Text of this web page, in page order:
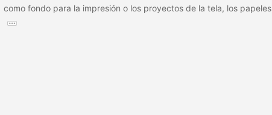
como fondo para la impresión o los proyectos de la tela, los papeles